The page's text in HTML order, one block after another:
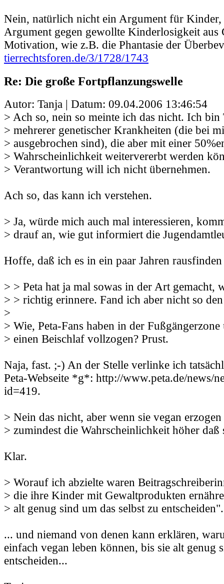
Nein, natürlich nicht ein Argument für Kinder,
Argument gegen gewollte Kinderlosigkeit aus
Motivation, wie z.B. die Phantasie der
tierrechtsforen.de/3/1728/1743
Re: Die große Fortpflanzungswelle
Autor: Tanja | Datum: 09.04.2006 13:46:54
> Ach so, nein so meinte ich das nicht. Ich bin
> mehrerer genetischer Krankheiten (die bei
> ausgebrochen sind), die aber mit einer
> Wahrscheinlichkeit weitervererbt werden
> Verantwortung will ich nicht übernehmen.
Ach so, das kann ich verstehen.
> Ja, würde mich auch mal interessieren,
> drauf an, wie gut informiert die
Hoffe, daß ich es in ein paar Jahren
> > Peta hat ja mal sowas in der Art gemacht,
> > richtig erinnere. Fand ich aber nicht so
>
> Wie, Peta-Fans haben in der
> einen Beischlaf vollzogen? Prust.
Naja, fast. ;-) An der Stelle verlinke ich
Peta-Webseite *g*: http://www.peta.de/news/
id=419.
> Nein das nicht, aber wenn sie vegan
> zumindest die Wahrscheinlichkeit höher daß
Klar.
> Worauf ich abzielte waren
> die ihre Kinder mit Gewaltprodukten
> alt genug sind um das selbst zu entscheiden".
... und niemand von denen kann erklären,
einfach vegan leben können, bis sie alt genug
entscheiden...